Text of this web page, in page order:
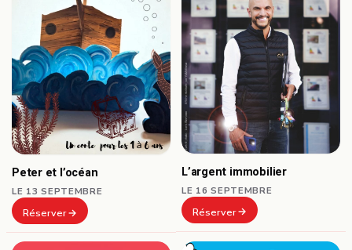
Peter et l’océan
LE 13 SEPTEMBRE
Réserver
L’argent immobilier
LE 16 SEPTEMBRE
Réserver